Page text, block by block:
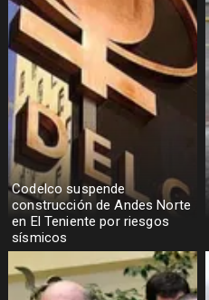
Codelco suspende
construcción de Andes Norte
en El Teniente por riesgos
sísmicos